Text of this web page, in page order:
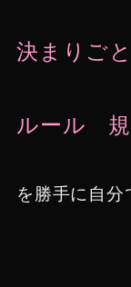
決まりごと
ルール
を勝手に自分